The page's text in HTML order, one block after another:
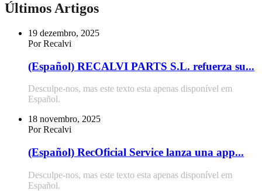
Últimos Artigos
19 dezembro, 2025
Por Recalvi
(Español) RECALVI PARTS S.L. refuerza su...
Desculpe-nos, mas este texto esta apenas disponível em
Español.
18 novembro, 2025
Por Recalvi
(Español) RecOficial Service lanza una app...
Desculpe-nos, mas este texto esta apenas disponível em
Español.